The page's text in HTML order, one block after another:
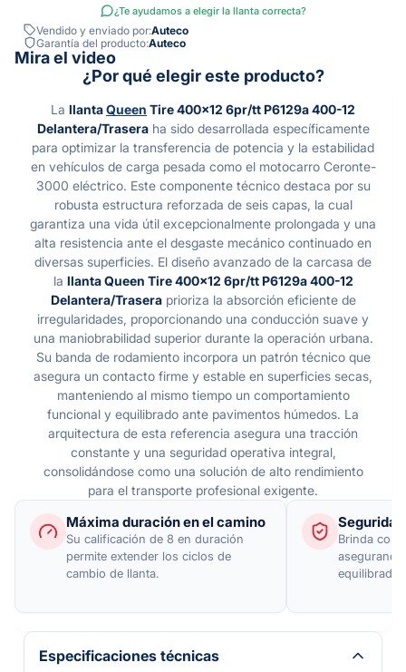
¿Te ayudamos a elegir la llanta correcta?
Vendido y enviado por:Auteco
Garantía del producto:Auteco
Mira el video
¿Por qué elegir este producto?
La llantaQueen Tire 400x12 6pr/tt P6129a 400-12
Delantera/Traseraha sido desarrollada específicamente
para optimizar la transferencia de potencia y la estabilidad
en vehículos de carga pesada como el motocarro Ceronte-
3000 eléctrico. Este componente técnico destaca por su
robusta estructura reforzada de seis capas, la cual
garantiza una vida útil excepcionalmente prolongada y una
alta resistencia ante el desgaste mecánico continuado en
diversas superficies. El diseño avanzado de la carcasa de
la llanta Queen Tire 400x12 6pr/tt P6129a 400-12
Delantera/Traseraprioriza la absorción eficiente de
irregularidades, proporcionando una conducción suave y
una maniobrabilidad superior durante la operación urbana.
Su banda de rodamiento incorpora un patrón técnico que
asegura un contacto firme y estable en superficies secas,
manteniendo al mismo tiempo un comportamiento
funcional y equilibrado ante pavimentos húmedos. La
arquitectura de esta referencia asegura una tracción
constante y una seguridad operativa integral,
consolidándose como una solución de alto rendimiento
para el transporte profesional exigente.
Máxima duración en el camino
Su calificación de 8 en duración
permite extender los ciclos de
cambio de llanta.
Brinda
equilibrado
Especificaciones técnicas